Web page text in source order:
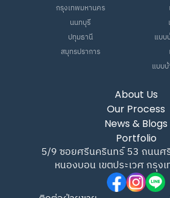
About Us
Our Process
News & Blogs
Portfolio
กรุงเทพมหานคร
นนทบุรี
ปทุมธานี
สมุทรปราการ
แบบ
แบบ
5/9 ซอยศรีนครินทร์ 53 ถนนศ
หนองบอน เขตประเวศ กรุง